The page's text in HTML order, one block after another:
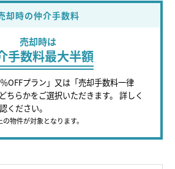
却時の仲介手数料
売却時は
手数料最大半額
OFFプラン」又は「売却手数料一律
ちらかをご選択いただきます。 詳しく
ください。
物件が対象となります。